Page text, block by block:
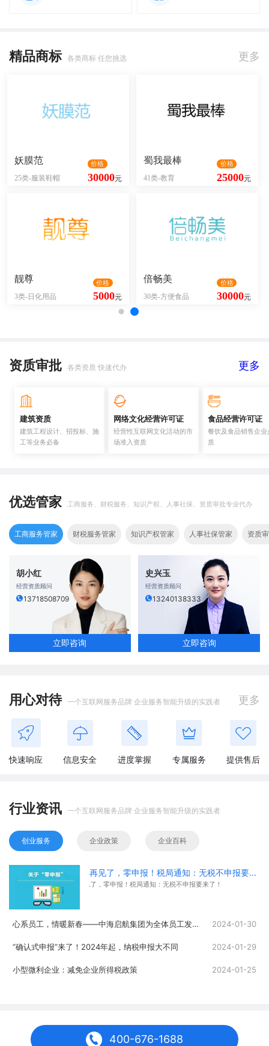
精品商标 各类商标 任您挑选 更多
妖膜范
25类-服装鞋帽 30000元
价格 蜀我最棒
41类-教育 25000元
价格
靓尊
3类-日化用品 5000元
价格 倍畅美
30类-方便食品 30000元
价格
资质审批 各类资质 快速代办 更多
建筑资质
建筑工程设计、招投标、施
工等业务必备
网络文化经营许可证
经营性互联网文化活动的市
场准入资质
食品经营许可证
餐饮及食品销售企业
质
优选管家 工商服务、财税服务、知识产权、人事社保、资质审批专业代办
工商服务管家 财税服务管家 知识产权管家 人事社保管家 资质
胡小红
经营资质顾问
13718508709
立即咨询
史兴玉
经营资质顾问
13240138333
立即咨询
用心对待 一个互联网服务品牌 企业服务智能升级的实践者 更多
快速响应 信息安全 进度掌握 专属服务 提供售后
行业资讯 一个互联网服务品牌 企业服务智能升级的实践者
创业服务 企业政策 企业百科
再见了，零申报！税局通知：无税不申报要来了！
再见了，零申报！税局通知：无税不申报要来了！
心系员工，情暖新春——中海启航集团为全体员工发放春节福利 2024-01-30
“确认式申报”来了！2024年起，纳税申报大不同 2024-01-29
小型微利企业：减免企业所得税政策 2024-01-25
400-676-1688